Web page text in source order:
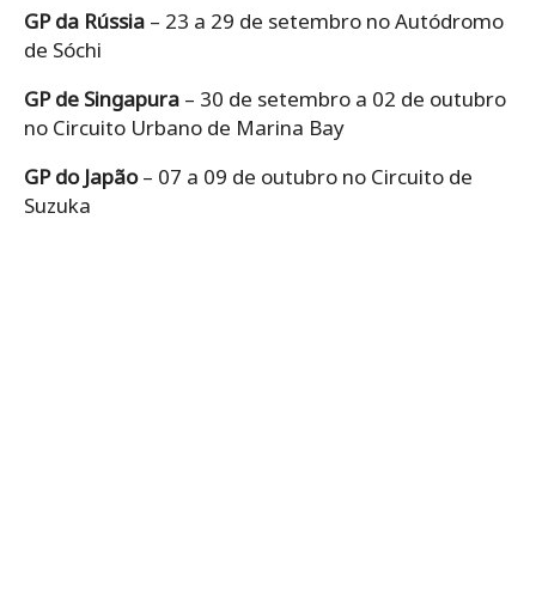
GP da Rússia – 23 a 29 de setembro no Autódromo
de Sóchi
GP de Singapura – 30 de setembro a 02 de outubro
no Circuito Urbano de Marina Bay
GP do Japão– 07 a 09 de outubro no Circuito de
Suzuka